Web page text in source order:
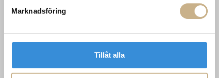
Marknadsföring
Tillåt alla
POPULÄRA
KATEGORIER
Fotokonst
NEWSLETTER
OK